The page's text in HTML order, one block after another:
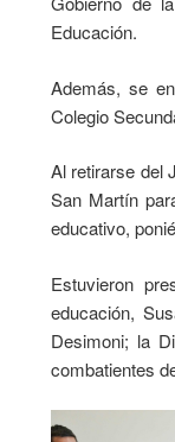
Educación.
Además, se
Colegio
Al retirarse del
San Martín
educativo,
Estuvieron
educación,
Desimoni; la
combatientes